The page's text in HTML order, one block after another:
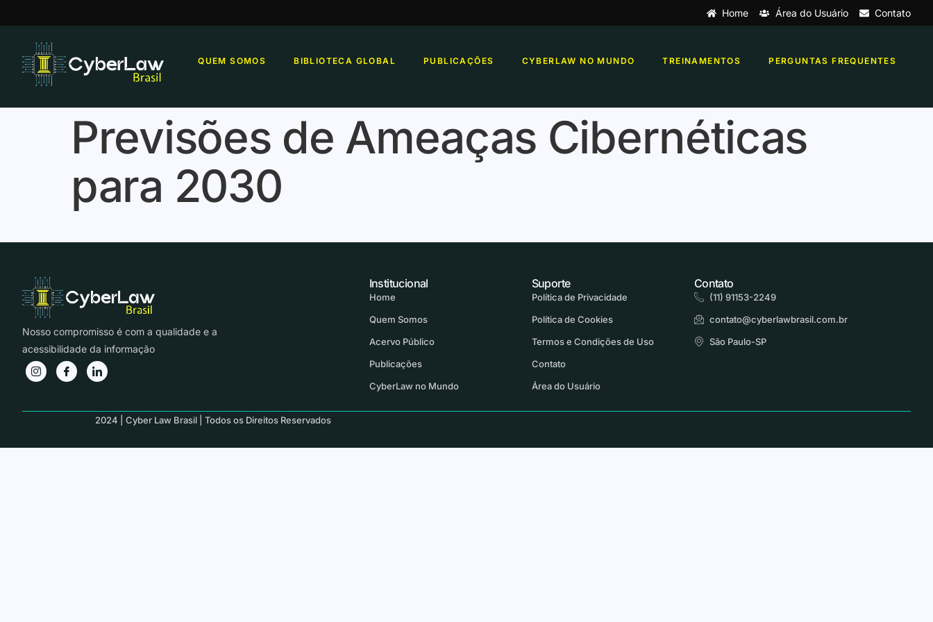
Home Área do Usuário Contato
QUEM SOMOS BIBLIOTECA GLOBAL PUBLICAÇÕES CYBERLAW NO MUNDO TREINAMENTOS PERGUNTAS FREQUENTES
Previsões de Ameaças Cibernéticas
para 2030
Nosso compromisso é com a qualidade e a
acessibilidade da informação
Suporte
Política de Privacidade
Política de Cookies
Termos e Condições de Uso
Contato
Área do Usuário
Contato
(11) 91153-2249
contato@cyberlawbrasil.com.br
São Paulo-SP
Institucional
Home
Quem Somos
Acervo Público
Publicações
CyberLaw no Mundo
2024 | Cyber Law Brasil | Todos os Direitos Reservados